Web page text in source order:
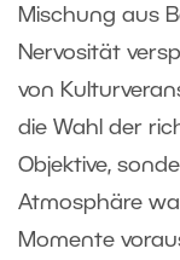
Mischung aus
Nervosität
von
die Wahl der
Objektive,
Atmosphäre
Momente